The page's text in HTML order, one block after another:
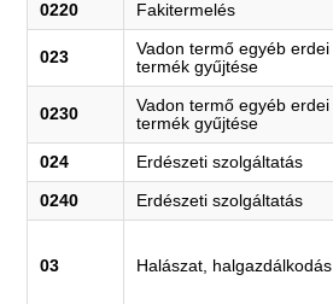
0220 Fakitermelés
023
Vadon termő egyéb erdei
termék gyűjtése
0230
Vadon termő egyéb erdei
termék gyűjtése
024 Erdészeti szolgáltatás
0240 Erdészeti szolgáltatás
03 Halászat, halgazdálkodás